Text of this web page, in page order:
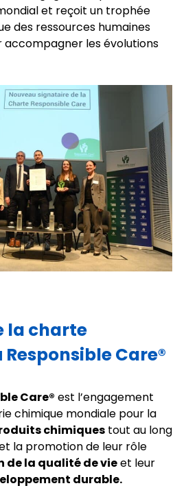
et reçoit un trophée
des ressources humaines
accompagner les évolutions
la charte
Care®
Care® est l’engagement
chimique mondiale pour la
chimiques tout au long
la promotion de leur rôle
de la qualité de vieet leur
durable.